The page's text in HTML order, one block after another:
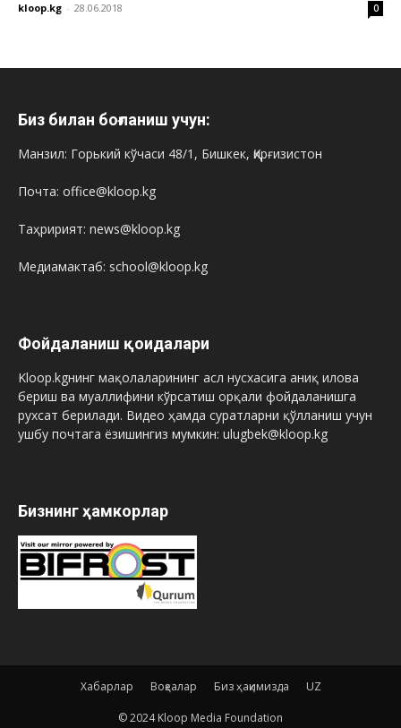
kloop.kg - 28.06.2018 0
Биз билан боғланиш учун:
Манзил: Горький кўчаси 48/1, Бишкек, Қирғизистон
Почта: office@kloop.kg
Таҳририят: news@kloop.kg
Медиамактаб: school@kloop.kg
Фойдаланиш қоидалари
Kloop.kgнинг мақолаларининг асл нусхасига аниқ илова
бериш ва муаллифини кўрсатиш орқали фойдаланишга
рухсат берилади. Видео ҳамда суратларни қўлланиш учун
ушбу почтага ёзишингиз мумкин: ulugbek@kloop.kg
Бизнинг ҳамкорлар
Хабарлар Воқеалар Биз ҳақимизда UZ
© 2024 Kloop Media Foundation